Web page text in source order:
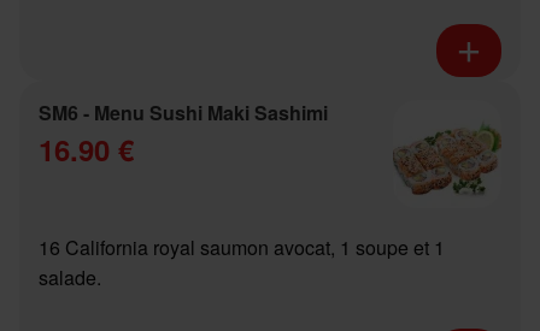
SM6 - Menu Sushi Maki Sashimi
16.90 €
16 California royal saumon avocat, 1 soupe et 1
salade.